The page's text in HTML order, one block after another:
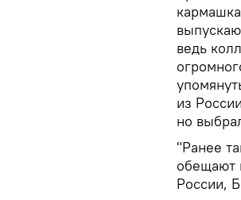
ведь
из
но
"Ранее
обещают
России,